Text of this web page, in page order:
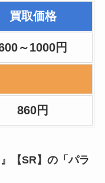
買取価格
～1000円
860円
【SR】の「パラ